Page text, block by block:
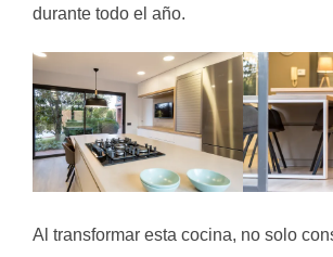
durante todo el año.
Al transformar esta cocina, no solo